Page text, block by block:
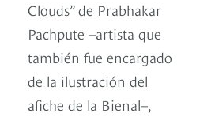
Clouds” de Prabhakar
Pachpute –artista que
también fue encargado
de la ilustración del
afiche de la Bienal–,